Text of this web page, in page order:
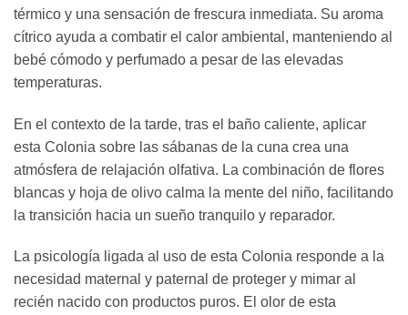
térmico y una sensación de frescura inmediata. Su aroma
cítrico ayuda a combatir el calor ambiental, manteniendo al
bebé cómodo y perfumado a pesar de las elevadas
temperaturas.
En el contexto de la tarde, tras el baño caliente, aplicar
esta Colonia sobre las sábanas de la cuna crea una
atmósfera de relajación olfativa. La combinación de flores
blancas y hoja de olivo calma la mente del niño, facilitando
la transición hacia un sueño tranquilo y reparador.
La psicología ligada al uso de esta Colonia responde a la
necesidad maternal y paternal de proteger y mimar al
recién nacido con productos puros. El olor de esta